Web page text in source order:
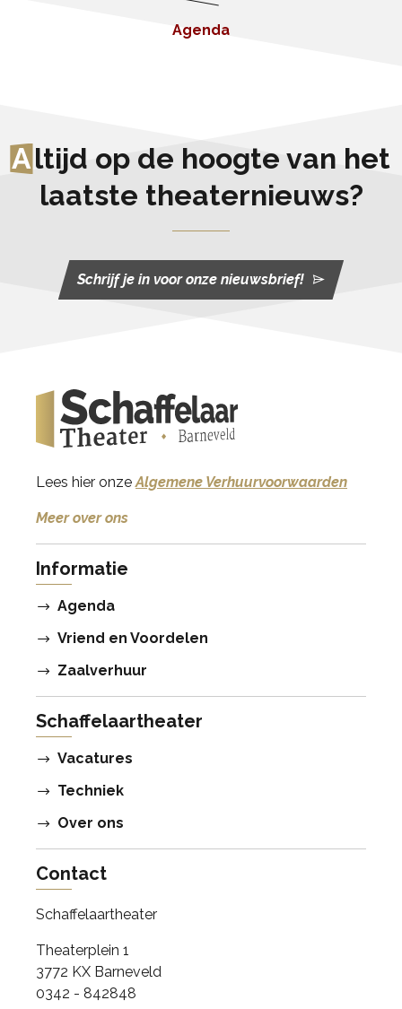
Agenda
Altijd op de hoogte van het
laatste theaternieuws?
Schrijf je in voor onze nieuwsbrief!
Lees hier onzeAlgemene Verhuurvoorwaarden
Meer over ons
Informatie
Agenda
Vriend en Voordelen
Zaalverhuur
Schaffelaartheater
Vacatures
Techniek
Over ons
Contact
Schaffelaartheater
Theaterplein 1
3772 KX Barneveld
0342 - 842848